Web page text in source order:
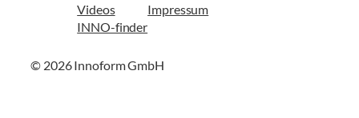
Videos
INNO-finder
Impressum
© 2026 Innoform GmbH